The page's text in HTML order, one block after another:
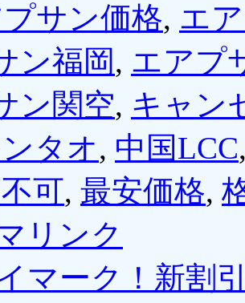
サン価格, エ
ン福岡, エアプ
ン関空, キャン
タオ, 中国LCC
可, 最安価格,
リンク
マーク！新割